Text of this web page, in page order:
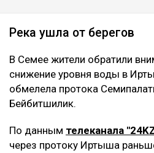
Река ушла от берегов
В Семее жители обратили
снижение уровня воды в
обмелела протока
Бейбитшилик.
По данным телеканала
через протоку Иртыша